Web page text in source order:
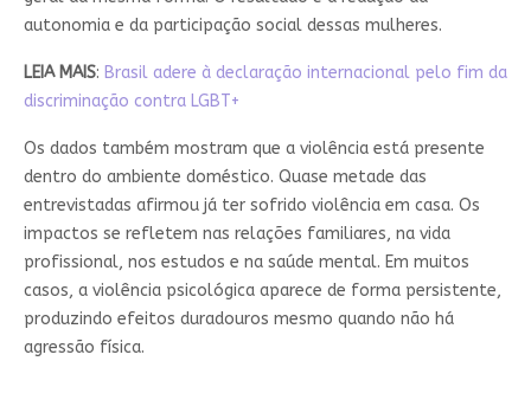
autonomia e da participação social dessas mulheres.
LEIA MAIS: Brasil adere à declaração internacional pelo fim da
discriminação contra LGBT+
Os dados também mostram que a violência está presente
dentro do ambiente doméstico. Quase metade das
entrevistadas afirmou já ter sofrido violência em casa. Os
impactos se refletem nas relações familiares, na vida
profissional, nos estudos e na saúde mental. Em muitos
casos, a violência psicológica aparece de forma persistente,
produzindo efeitos duradouros mesmo quando não há
agressão física.